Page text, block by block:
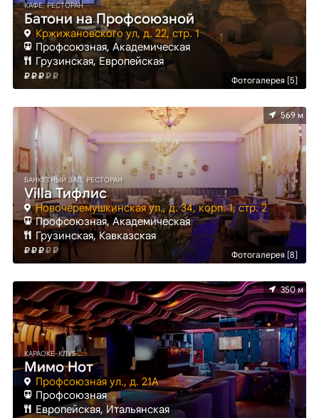
Фотогалерея [5]
КАФЕ, РЕСТОРАН
Батони на Профсоюзной
Кржижановского ул, д. 22, стр. 1
Профсоюзная, Академическая
Грузинская, Европейская
Фотогалерея [8]
569 м
БАНКЕТНЫЙ ЗАЛ, РЕСТОРАН
Villa Тифлис
Новочеремушкинская ул., д. 34, корп. 1, стр. 2
Профсоюзная, Академическая
Грузинская, Кавказская
350 м
КАРАОКЕ-КЛУБ
Мимо Нот
Профсоюзная ул., д. 21А
Профсоюзная
Европейская, Итальянская